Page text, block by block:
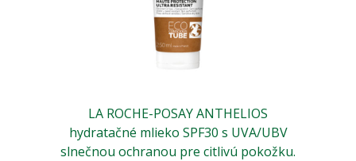
LA ROCHE-POSAY ANTHELIOS
hydratačné mlieko SPF30 s UVA/UBV
slnečnou ochranou pre citlivú pokožku.